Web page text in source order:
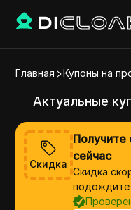
Главная Купоны на
Актуальные
Скидка
Получите
сейчас
Скидка
подождите